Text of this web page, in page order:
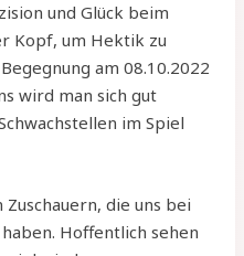
und Glück beim
Kopf, um Hektik zu
am 08.10.2022
wird man sich gut
im Spiel
die uns bei
Hoffentlich sehen